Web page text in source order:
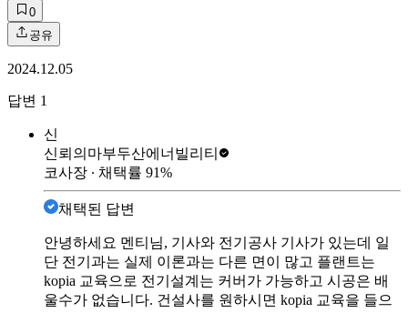
0
공유
2024.12.05
답변 1
신
신뢰의마부두산에너빌리티
코사장 ∙ 채택률 91%
채택된 답변
안녕하세요 멘티님, 기사와 전기공사 기사가 있는데 일
단 전기과는 실제 이론과는 다른 면이 많고 플랜트는
kopia 교육으로 전기설계는 커버가 가능하고 시공은 배
울수가 없습니다. 건설사를 원하시면 kopia 교육을 들으